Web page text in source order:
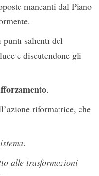
mancanti dal Piano
punti salienti del
e discutendone gli
.
riformatrice, che
.
alle trasformazioni